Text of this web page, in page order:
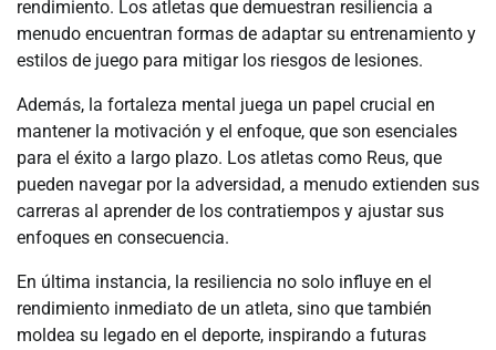
rendimiento. Los atletas que demuestran resiliencia a
menudo encuentran formas de adaptar su entrenamiento y
estilos de juego para mitigar los riesgos de lesiones.
Además, la fortaleza mental juega un papel crucial en
mantener la motivación y el enfoque, que son esenciales
para el éxito a largo plazo. Los atletas como Reus, que
pueden navegar por la adversidad, a menudo extienden sus
carreras al aprender de los contratiempos y ajustar sus
enfoques en consecuencia.
En última instancia, la resiliencia no solo influye en el
rendimiento inmediato de un atleta, sino que también
moldea su legado en el deporte, inspirando a futuras